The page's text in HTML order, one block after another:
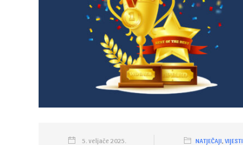
5. veljače 2025. NATJEČAJI VIJESTI